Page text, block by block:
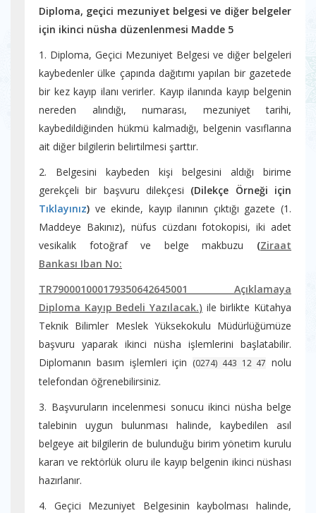
Diploma, geçici mezuniyet belgesi ve diğer belgeler
için ikinci nüsha düzenlenmesi Madde 5
1. Diploma, Geçici Mezuniyet Belgesi ve diğer belgeleri
kaybedenler ülke çapında dağıtımı yapılan bir gazetede
bir kez kayıp ilanı verirler. Kayıp ilanında kayıp belgenin
nereden alındığı, numarası, mezuniyet tarihi,
kaybedildiğinden hükmü kalmadığı, belgenin vasıflarına
ait diğer bilgilerin belirtilmesi şarttır.
2. Belgesini kaybeden kişi belgesini aldığı birime
gerekçeli bir başvuru dilekçesi (Dilekçe Örneği için
Tıklayınız) ve ekinde, kayıp ilanının çıktığı gazete (1.
Maddeye Bakınız), nüfus cüzdanı fotokopisi, iki adet
vesikalık fotoğraf ve belge makbuzu (Ziraat
Bankası Iban No:
TR790001000179350642645001 Açıklamaya
Diploma Kayıp Bedeli Yazılacak.) ile birlikte Kütahya
Teknik Bilimler Meslek Yüksekokulu Müdürlüğümüze
başvuru yaparak ikinci nüsha işlemlerini başlatabilir.
Diplomanın basım işlemleri için (0274) 443 12 47 nolu
telefondan öğrenebilirsiniz.
3. Başvuruların incelenmesi sonucu ikinci nüsha belge
talebinin uygun bulunması halinde, kaybedilen asıl
belgeye ait bilgilerin de bulunduğu birim yönetim kurulu
kararı ve rektörlük oluru ile kayıp belgenin ikinci nüshası
hazırlanır.
4. Geçici Mezuniyet Belgesinin kaybolması halinde,